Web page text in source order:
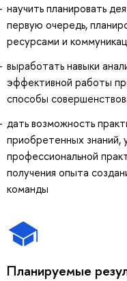
научить планировать
первую очередь,
ресурсами и
выработать навыки
эффективной работы
способы
дать возможность
приобретенных знаний,
профессиональной
получения опыта
команды
Планируемые